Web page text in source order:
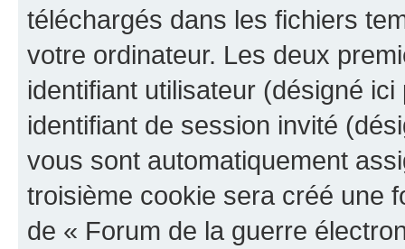
téléchargés dans les fichiers
votre ordinateur. Les deux
identifiant utilisateur (désigné
identifiant de session invité
vous sont automatiquement
troisième cookie sera créé une
de « Forum de la guerre